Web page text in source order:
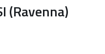
(Ravenna)